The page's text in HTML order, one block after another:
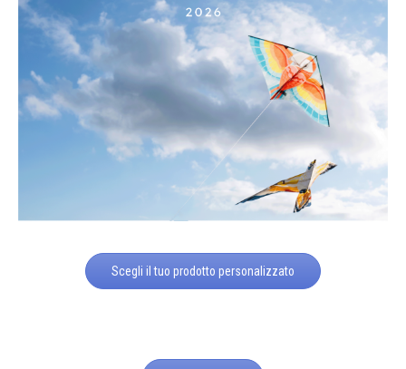
Scegli il tuo prodotto personalizzato